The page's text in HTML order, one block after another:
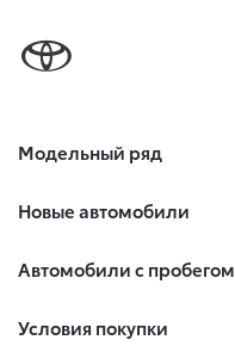
Модельный ряд
Новые автомобили
Автомобили с пробегом
Условия покупки